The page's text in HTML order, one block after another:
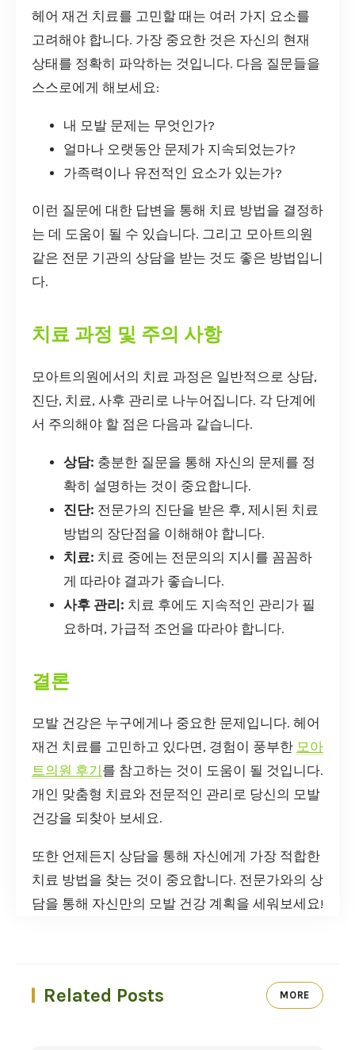
헤어 재건 치료를 고민할 때는 여러 가지 요소를
고려해야 합니다. 가장 중요한 것은 자신의 현재
상태를 정확히 파악하는 것입니다. 다음 질문들을
스스로에게 해보세요:
내 모발 문제는 무엇인가?
얼마나 오랫동안 문제가 지속되었는가?
가족력이나 유전적인 요소가 있는가?
이런 질문에 대한 답변을 통해 치료 방법을 결정하
는 데 도움이 될 수 있습니다. 그리고 모아트의원
같은 전문 기관의 상담을 받는 것도 좋은 방법입니
다.
치료 과정 및 주의 사항
모아트의원에서의 치료 과정은 일반적으로 상담,
진단, 치료, 사후 관리로 나누어집니다. 각 단계에
서 주의해야 할 점은 다음과 같습니다.
상담: 충분한 질문을 통해 자신의 문제를 정
확히 설명하는 것이 중요합니다.
진단: 전문가의 진단을 받은 후, 제시된 치료
방법의 장단점을 이해해야 합니다.
치료: 치료 중에는 전문의의 지시를 꼼꼼하
게 따라야 결과가 좋습니다.
사후 관리: 치료 후에도 지속적인 관리가 필
요하며, 가급적 조언을 따라야 합니다.
결론
모발 건강은 누구에게나 중요한 문제입니다. 헤어
재건 치료를 고민하고 있다면, 경험이 풍부한 모아
트의원 후기 를 참고하는 것이 도움이 될 것입니다.
개인 맞춤형 치료와 전문적인 관리로 당신의 모발
건강을 되찾아 보세요.
또한 언제든지 상담을 통해 자신에게 가장 적합한
치료 방법을 찾는 것이 중요합니다. 전문가와의 상
담을 통해 자신만의 모발 건강 계획을 세워보세요!
Related Posts MORE